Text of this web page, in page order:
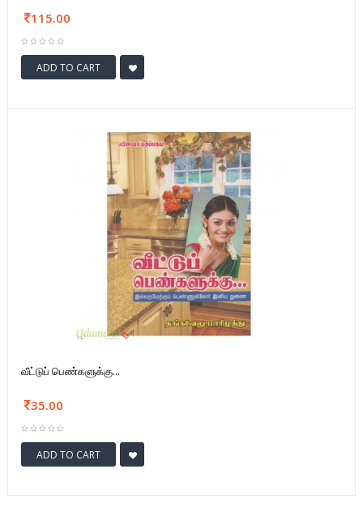
115.00
ADD TO CART
வீட்டுப் பெண்களுக்கு...
35.00
ADD TO CART